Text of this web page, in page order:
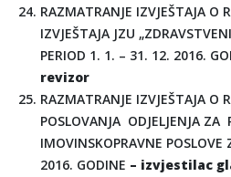
RAZMATRANJE IZVJEŠTAJA O
IZVJEŠTAJA JZU
PERIOD 1. 1. – 31. 12. 2016.
revizor
RAZMATRANJE IZVJEŠTAJA O
POSLOVANJA ODJELJENJA ZA
IMOVINSKOPRAVNE
2016. GODINE – izvjestilac